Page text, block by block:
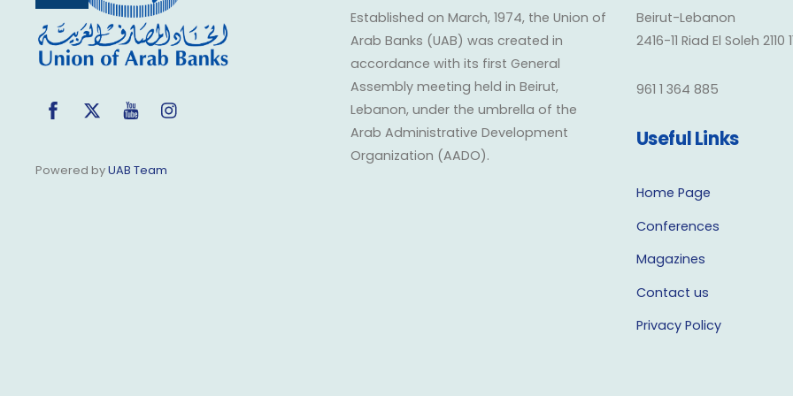
Top
Facebook
Twitter YouTube
Powered byUAB Team
Established on March, 1974, the Union of
Arab Banks (UAB) was created in
accordance with its first General
Assembly meeting held in Beirut,
Lebanon, under the umbrella of the
Arab Administrative Development
Organization (AADO).
Beirut-Lebanon
2416-11 Riad El Soleh 2110
961 1 364 885
Useful Links
Home Page
Conferences
Magazines
Contact us
Privacy Policy